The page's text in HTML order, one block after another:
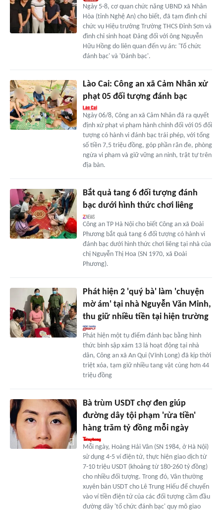
Ngày 5-8, cơ quan chức năng UBND xã Nhân
Hòa (tỉnh Nghệ An) cho biết, đã tạm đình chỉ
chức vụ Hiệu trưởng Trường THCS Đỉnh Sơn và
đình chỉ sinh hoạt Đảng đối với ông Nguyễn
Hữu Hồng do liên quan đến vụ án: 'Tổ chức
đánh bạc' và 'Đánh bạc'.
Lào Cai: Công an xã Cảm Nhân xử
phạt 05 đối tượng đánh bạc
Ngày 06/8, Công an xã Cảm Nhân đã ra quyết
định xử phạt vi phạm hành chính đối với 05 đối
tượng có hành vi đánh bạc trái phép, với tổng
số tiền 7,5 triệu đồng, góp phần răn đe, phòng
ngừa vi phạm và giữ vững an ninh, trật tự trên
địa bàn.
Bắt quả tang 6 đối tượng đánh
bạc dưới hình thức chơi liêng
Công an TP Hà Nội cho biết Công an xã Đoài
Phương bắt quả tang 6 đối tượng có hành vi
đánh bạc dưới hình thức chơi liêng tại nhà của
chị Nguyễn Thị Hoa (SN 1970, xã Đoài
Phương).
Phát hiện 2 'quý bà' làm 'chuyện
mờ ám' tại nhà Nguyễn Văn Minh,
thu giữ nhiều tiền tại hiện trường
Phát hiện một tụ điểm đánh bạc bằng hình
thức binh sập xám 13 lá hoạt động tại nhà
dân, Công an xã An Qui (Vĩnh Long) đã kịp thời
triệt xóa, tạm giữ nhiều tang vật cùng hơn 44
triệu đồng
Bà trùm USDT chợ đen giúp
đường dây tội phạm 'rửa tiền'
hàng trăm tỷ đồng mỗi ngày
Mỗi ngày, Hoàng Hải Vân (SN 1984, ở Hà Nội)
sử dụng 4-5 ví điện tử, thực hiện giao dịch từ
7-10 triệu USDT (khoảng từ 180-260 tỷ đồng)
cho nhiều đối tượng. Trong đó, Vân thường
xuyên bán USDT cho Lê Trung Hiếu để chuyển
vào ví tiền điện tử của các đối tượng cầm đầu
đường dây 'tổ chức đánh bạc' quy mô giao